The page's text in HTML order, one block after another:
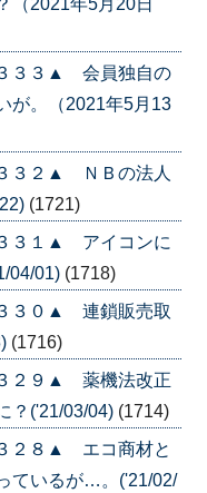
３３▲ 会員独自の
が。（2021年5月13
３２▲ ＮＢの法人
(1721)
３１▲ アイコンに
04/01) (1718)
３０▲ 連鎖販売取
(1716)
２９▲ 薬機法改正
？('21/03/04) (1714)
２８▲ エコ商材と
ているが…。('21/02/